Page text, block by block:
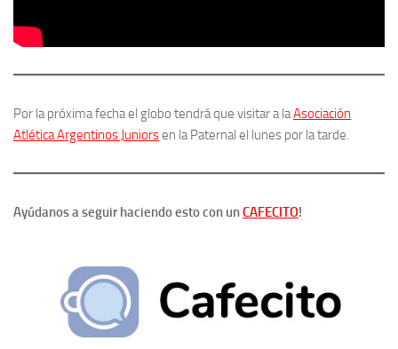
Por la próxima fecha el globo tendrá que visitar a laAsociación
Atlética Argentinos Juniorsen la Paternal el lunes por la tarde.
Ayúdanos a seguir haciendo esto con unCAFECITO!